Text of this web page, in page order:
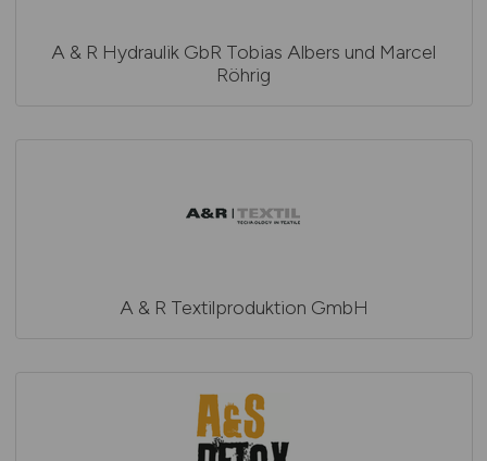
A & R Hydraulik GbR Tobias Albers und Marcel
Röhrig
A & R Textilproduktion GmbH